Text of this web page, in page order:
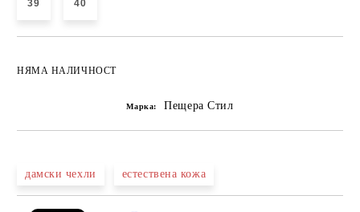
39 40
НЯМА НАЛИЧНОСТ
Марка: Пещера Стил
дамски чехли естествена кожа